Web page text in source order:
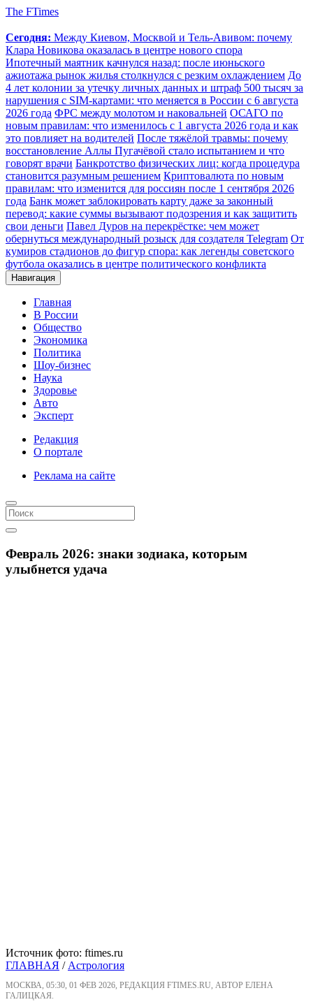
The FTimes
Сегодня: Между Киевом, Москвой и Тель-Авивом: почему
Клара Новикова оказалась в центре нового спора
Ипотечный маятник качнулся назад: после июньского
ажиотажа рынок жилья столкнулся с резким охлаждением До
4 лет колонии за утечку личных данных и штраф 500 тысяч за
нарушения с SIM-картами: что меняется в России с 6 августа
2026 года ФРС между молотом и наковальней ОСАГО по
новым правилам: что изменилось с 1 августа 2026 года и как
это повлияет на водителей После тяжёлой травмы: почему
восстановление Аллы Пугачёвой стало испытанием и что
говорят врачи Банкротство физических лиц: когда процедура
становится разумным решением Криптовалюта по новым
правилам: что изменится для россиян после 1 сентября 2026
года Банк может заблокировать карту даже за законный
перевод: какие суммы вызывают подозрения и как защитить
свои деньги Павел Дуров на перекрёстке: чем может
обернуться международный розыск для создателя Telegram От
кумиров стадионов до фигур спора: как легенды советского
футбола оказались в центре политического конфликта
Навигация
Главная
В России
Общество
Экономика
Политика
Шоу-бизнес
Наука
Здоровье
Авто
Эксперт
Редакция
О портале
Реклама на сайте
Февраль 2026: знаки зодиака, которым
улыбнется удача
Источник фото: ftimes.ru
ГЛАВНАЯ /Астрология
МОСКВА, 05:30, 01 ФЕВ 2026, РЕДАКЦИЯ FTIMES.RU, АВТОР ЕЛЕНА
ГАЛИЦКАЯ.